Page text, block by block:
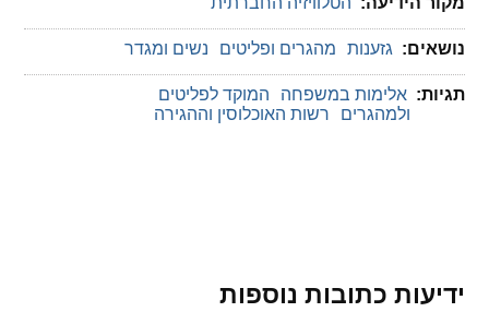
נושאים: גזענות מהגרים ופליטים נשים ומגדר
תגיות: אלימות במשפחה
המוקד לפליטים
ולמהגרים
רשות האוכלוסין וההגירה
ידיעות כתובות נוספות